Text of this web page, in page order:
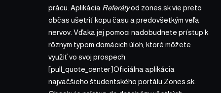
prácu. Aplikácia Referátyod zones.sk vie preto
občas ušetriť kopu času a predovšetkým veľa
nervov. Vďaka jej pomoci nadobudnete prístup k
rôznym typom domácich úloh, ktoré môžete
využiť vo svoj prospech.
[pull_quote_center]Oficiálna aplikácia
najväčšieho študentského portálu Zones.sk.